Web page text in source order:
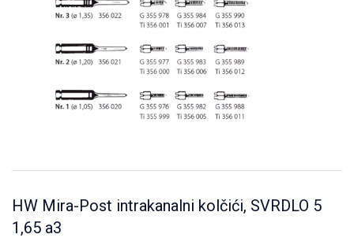
HW Mira-Post intrakanalni kolčići, SVRDLO 5
1,65 a3